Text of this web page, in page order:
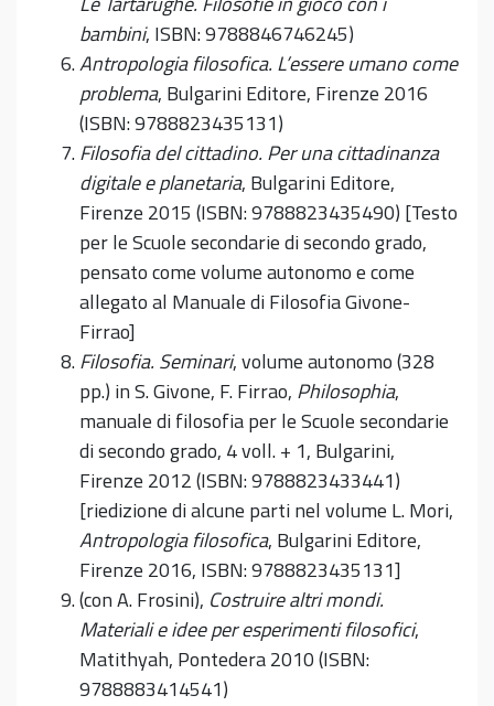
bambini, ISBN: 9788846746245)
Antropologia filosofica. L’essere umano come
problema, Bulgarini Editore, Firenze 2016
(ISBN: 9788823435131)
Filosofia del cittadino. Per una cittadinanza
digitale e planetaria, Bulgarini Editore,
Firenze 2015 (ISBN: 9788823435490) [Testo
per le Scuole secondarie di secondo grado,
pensato come volume autonomo e come
allegato al Manuale di Filosofia Givone-
Firrao]
Filosofia. Seminari, volume autonomo (328
pp.) in S. Givone, F. Firrao, Philo­sophia,
manuale di filosofia per le Scuole secondarie
di secondo grado, 4 voll. + 1, Bulgarini,
Firenze 2012 (ISBN: 9788823433441)
[riedizione di alcune parti nel volume L. Mori,
Antropologia filosofica, Bulgarini Editore,
Firenze 2016, ISBN: 9788823435131]
(con A. Frosini), Costruire altri mondi.
Materiali e idee per esperimenti filosofici,
Matithyah, Pontedera 2010 (ISBN:
9788883414541)